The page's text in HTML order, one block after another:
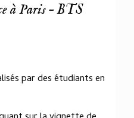
à Paris – BTS
par des étudiants en